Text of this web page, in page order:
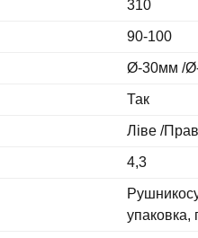
310
90-100
Ø-30мм /
Так
Ліве /
4,3
упаковка,